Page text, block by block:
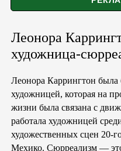
Леонора
художница-
Леонора Каррингтон была
художницей, которая на
жизни была связана с
работала художницей
художественных сцен 20-
Мехико. Сюрреализм —